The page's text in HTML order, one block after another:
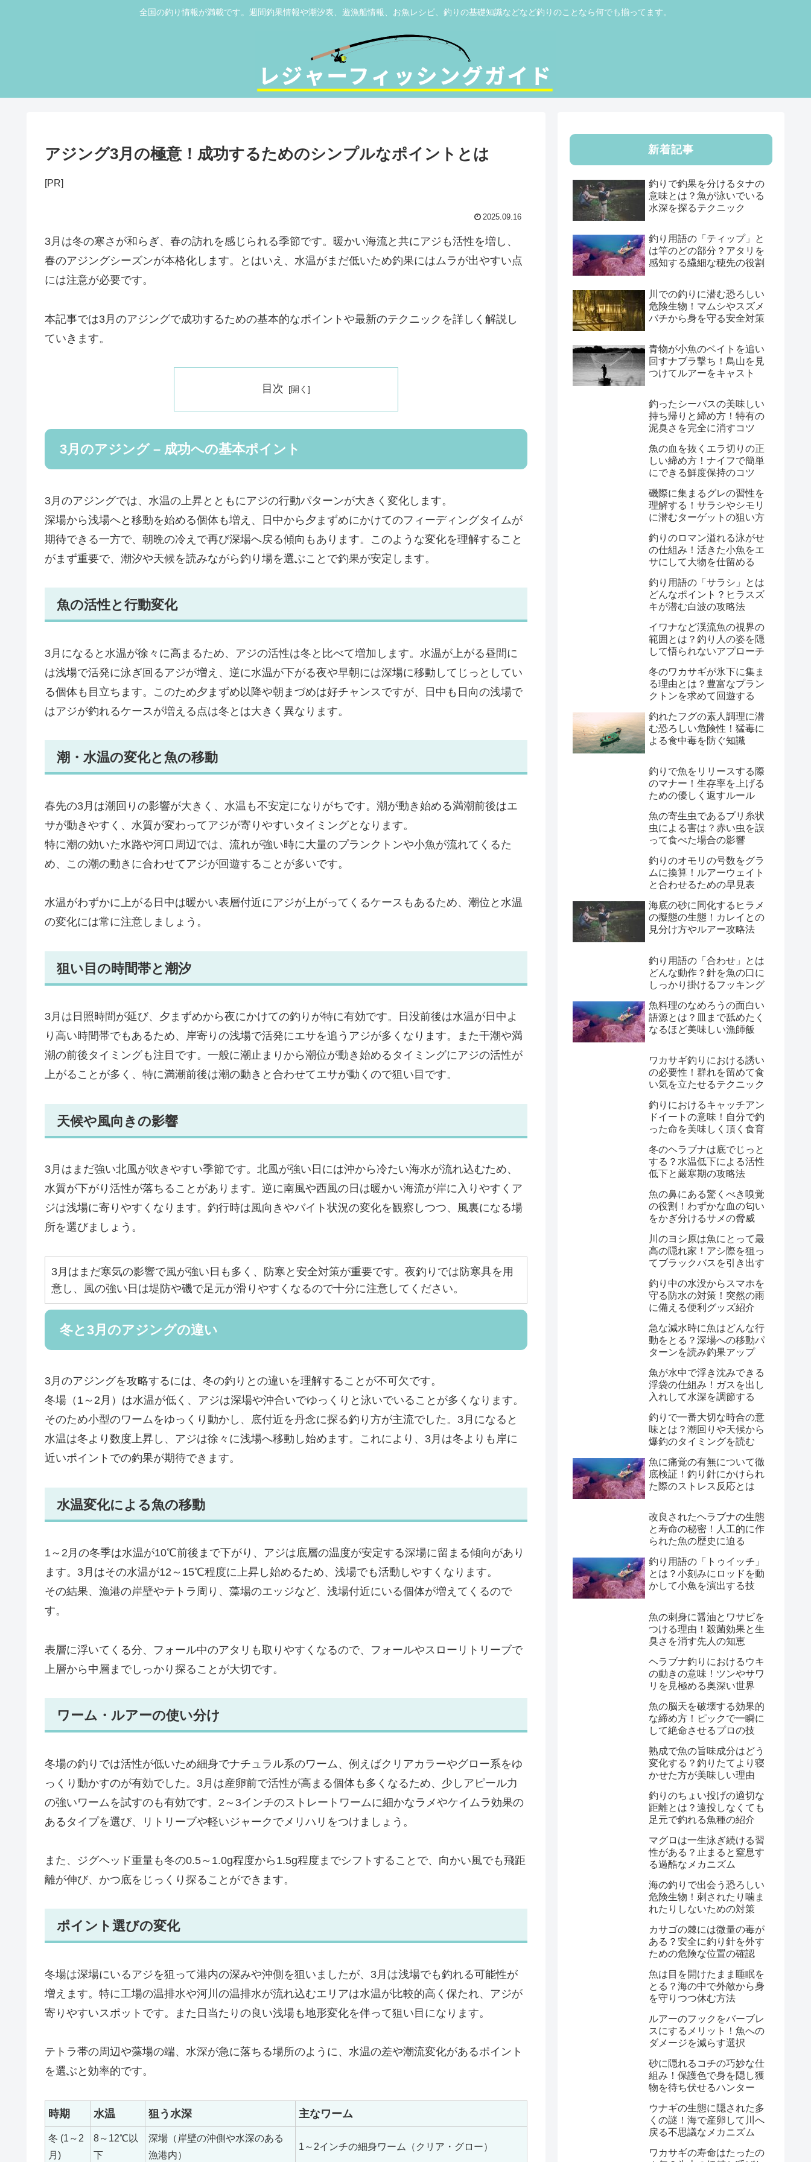
全国の釣り情報が満載です。週間釣果情報や潮汐表、遊漁船情報、お魚レシピ、釣りの基礎知識などなど釣りのことなら何でも揃ってます。
アジング3月の極意！成功するためのシンプルなポイントとは
[PR]
2025.09.16
3月は冬の寒さが和らぎ、春の訪れを感じられる季節です。暖かい海流と共にアジも活性を増し、
春のアジングシーズンが本格化します。とはいえ、水温がまだ低いため釣果にはムラが出やすい点
には注意が必要です。
本記事では3月のアジングで成功するための基本的なポイントや最新のテクニックを詳しく解説し
ていきます。
目次
3月のアジング – 成功への基本ポイント
3月のアジングでは、水温の上昇とともにアジの行動パターンが大きく変化します。
深場から浅場へと移動を始める個体も増え、日中から夕まずめにかけてのフィーディングタイムが
期待できる一方で、朝晩の冷えで再び深場へ戻る傾向もあります。このような変化を理解すること
がまず重要で、潮汐や天候を読みながら釣り場を選ぶことで釣果が安定します。
魚の活性と行動変化
3月になると水温が徐々に高まるため、アジの活性は冬と比べて増加します。水温が上がる昼間に
は浅場で活発に泳ぎ回るアジが増え、逆に水温が下がる夜や早朝には深場に移動してじっとしてい
る個体も目立ちます。このため夕まずめ以降や朝まづめは好チャンスですが、日中も日向の浅場で
はアジが釣れるケースが増える点は冬とは大きく異なります。
潮・水温の変化と魚の移動
春先の3月は潮回りの影響が大きく、水温も不安定になりがちです。潮が動き始める満潮前後はエ
サが動きやすく、水質が変わってアジが寄りやすいタイミングとなります。
特に潮の効いた水路や河口周辺では、流れが強い時に大量のプランクトンや小魚が流れてくるた
め、この潮の動きに合わせてアジが回遊することが多いです。
水温がわずかに上がる日中は暖かい表層付近にアジが上がってくるケースもあるため、潮位と水温
の変化には常に注意しましょう。
狙い目の時間帯と潮汐
3月は日照時間が延び、夕まずめから夜にかけての釣りが特に有効です。日没前後は水温が日中よ
り高い時間帯でもあるため、岸寄りの浅場で活発にエサを追うアジが多くなります。また干潮や満
潮の前後タイミングも注目です。一般に潮止まりから潮位が動き始めるタイミングにアジの活性が
上がることが多く、特に満潮前後は潮の動きと合わせてエサが動くので狙い目です。
天候や風向きの影響
3月はまだ強い北風が吹きやすい季節です。北風が強い日には沖から冷たい海水が流れ込むため、
水質が下がり活性が落ちることがあります。逆に南風や西風の日は暖かい海流が岸に入りやすくア
ジは浅場に寄りやすくなります。釣行時は風向きやバイト状況の変化を観察しつつ、風裏になる場
所を選びましょう。
3月はまだ寒気の影響で風が強い日も多く、防寒と安全対策が重要です。夜釣りでは防寒具を用
意し、風の強い日は堤防や磯で足元が滑りやすくなるので十分に注意してください。
冬と3月のアジングの違い
3月のアジングを攻略するには、冬の釣りとの違いを理解することが不可欠です。
冬場（1～2月）は水温が低く、アジは深場や沖合いでゆっくりと泳いでいることが多くなります。
そのため小型のワームをゆっくり動かし、底付近を丹念に探る釣り方が主流でした。3月になると
水温は冬より数度上昇し、アジは徐々に浅場へ移動し始めます。これにより、3月は冬よりも岸に
近いポイントでの釣果が期待できます。
水温変化による魚の移動
1～2月の冬季は水温が10℃前後まで下がり、アジは底層の温度が安定する深場に留まる傾向があり
ます。3月はその水温が12～15℃程度に上昇し始めるため、浅場でも活動しやすくなります。
その結果、漁港の岸壁やテトラ周り、藻場のエッジなど、浅場付近にいる個体が増えてくるので
す。
表層に浮いてくる分、フォール中のアタリも取りやすくなるので、フォールやスローリトリーブで
上層から中層までしっかり探ることが大切です。
ワーム・ルアーの使い分け
冬場の釣りでは活性が低いため細身でナチュラル系のワーム、例えばクリアカラーやグロー系をゆ
っくり動かすのが有効でした。3月は産卵前で活性が高まる個体も多くなるため、少しアピール力
の強いワームを試すのも有効です。2～3インチのストレートワームに細かなラメやケイムラ効果の
あるタイプを選び、リトリーブや軽いジャークでメリハリをつけましょう。
また、ジグヘッド重量も冬の0.5～1.0g程度から1.5g程度までシフトすることで、向かい風でも飛距
離が伸び、かつ底をじっくり探ることができます。
ポイント選びの変化
冬場は深場にいるアジを狙って港内の深みや沖側を狙いましたが、3月は浅場でも釣れる可能性が
増えます。特に工場の温排水や河川の温排水が流れ込むエリアは水温が比較的高く保たれ、アジが
寄りやすいスポットです。また日当たりの良い浅場も地形変化を伴って狙い目になります。
テトラ帯の周辺や藻場の端、水深が急に落ちる場所のように、水温の差や潮流変化があるポイント
を選ぶと効率的です。
時期 水温 狙う水深 主なワーム
冬 (1～2
月)
8～12℃以
下
深場（岸壁の沖側や水深のある
漁港内）
1～2インチの細身ワーム（クリア・グロー）
新着記事
釣りで釣果を分けるタナの
意味とは？魚が泳いでいる
水深を探るテクニック
釣り用語の「ティップ」と
は竿のどの部分？アタリを
感知する繊細な穂先の役割
川での釣りに潜む恐ろしい
危険生物！マムシやスズメ
バチから身を守る安全対策
青物が小魚のベイトを追い
回すナブラ撃ち！鳥山を見
つけてルアーをキャスト
釣ったシーバスの美味しい
持ち帰りと締め方！特有の
泥臭さを完全に消すコツ
魚の血を抜くエラ切りの正
しい締め方！ナイフで簡単
にできる鮮度保持のコツ
磯際に集まるグレの習性を
理解する！サラシやシモリ
に潜むターゲットの狙い方
釣りのロマン溢れる泳がせ
の仕組み！活きた小魚をエ
サにして大物を仕留める
釣り用語の「サラシ」とは
どんなポイント？ヒラスズ
キが潜む白波の攻略法
イワナなど渓流魚の視界の
範囲とは？釣り人の姿を隠
して悟られないアプローチ
冬のワカサギが氷下に集ま
る理由とは？豊富なプラン
クトンを求めて回遊する
釣れたフグの素人調理に潜
む恐ろしい危険性！猛毒に
よる食中毒を防ぐ知識
釣りで魚をリリースする際
のマナー！生存率を上げる
ための優しく返すルール
魚の寄生虫であるブリ糸状
虫による害は？赤い虫を誤
って食べた場合の影響
釣りのオモリの号数をグラ
ムに換算！ルアーウェイト
と合わせるための早見表
海底の砂に同化するヒラメ
の擬態の生態！カレイとの
見分け方やルアー攻略法
釣り用語の「合わせ」とは
どんな動作？針を魚の口に
しっかり掛けるフッキング
魚料理のなめろうの面白い
語源とは？皿まで舐めたく
なるほど美味しい漁師飯
ワカサギ釣りにおける誘い
の必要性！群れを留めて食
い気を立たせるテクニック
釣りにおけるキャッチアン
ドイートの意味！自分で釣
った命を美味しく頂く食育
冬のヘラブナは底でじっと
する？水温低下による活性
低下と厳寒期の攻略法
魚の鼻にある驚くべき嗅覚
の役割！わずかな血の匂い
をかぎ分けるサメの脅威
川のヨシ原は魚にとって最
高の隠れ家！アシ際を狙っ
てブラックバスを引き出す
釣り中の水没からスマホを
守る防水の対策！突然の雨
に備える便利グッズ紹介
急な減水時に魚はどんな行
動をとる？深場への移動パ
ターンを読み釣果アップ
魚が水中で浮き沈みできる
浮袋の仕組み！ガスを出し
入れして水深を調節する
釣りで一番大切な時合の意
味とは？潮回りや天候から
爆釣のタイミングを読む
魚に痛覚の有無について徹
底検証！釣り針にかけられ
た際のストレス反応とは
改良されたヘラブナの生態
と寿命の秘密！人工的に作
られた魚の歴史に迫る
釣り用語の「トゥイッチ」
とは？小刻みにロッドを動
かして小魚を演出する技
魚の刺身に醤油とワサビを
つける理由！殺菌効果と生
臭さを消す先人の知恵
ヘラブナ釣りにおけるウキ
の動きの意味！ツンやサワ
リを見極める奥深い世界
魚の脳天を破壊する効果的
な締め方！ピックで一瞬に
して絶命させるプロの技
熟成で魚の旨味成分はどう
変化する？釣りたてより寝
かせた方が美味しい理由
釣りのちょい投げの適切な
距離とは？遠投しなくても
足元で釣れる魚種の紹介
マグロは一生泳ぎ続ける習
性がある？止まると窒息す
る過酷なメカニズム
海の釣りで出会う恐ろしい
危険生物！刺されたり噛ま
れたりしないための対策
カサゴの棘には微量の毒が
ある？安全に釣り針を外す
ための危険な位置の確認
魚は目を開けたまま睡眠を
とる？海の中で外敵から身
を守りつつ休む方法
ルアーのフックをバーブレ
スにするメリット！魚への
ダメージを減らす選択
砂に隠れるコチの巧妙な仕
組み！保護色で身を隠し獲
物を待ち伏せるハンター
ウナギの生態に隠された多
くの謎！海で産卵して川へ
戻る不思議なメカニズム
ワカサギの寿命はたったの